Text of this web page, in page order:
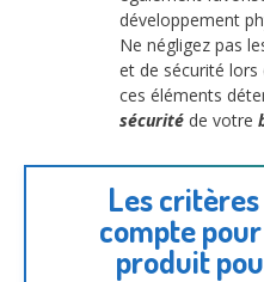
développement
Ne négligez pas
et de sécurité
ces éléments
sécurité de votre
Les
compte
produit